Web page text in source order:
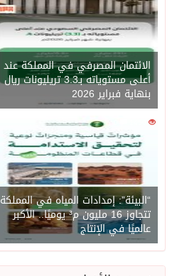
الائتمان المصرفي في المملكة عند
أعلى مستوياته بـ3.3 تريليونات ريال
بنهاية فبراير 2026
1450
“البيئة”: إمدادات المياه في المملكة
تتجاوز 16 مليون م³ يوميًا.. الأكبر
عالميًا في الإنتاج